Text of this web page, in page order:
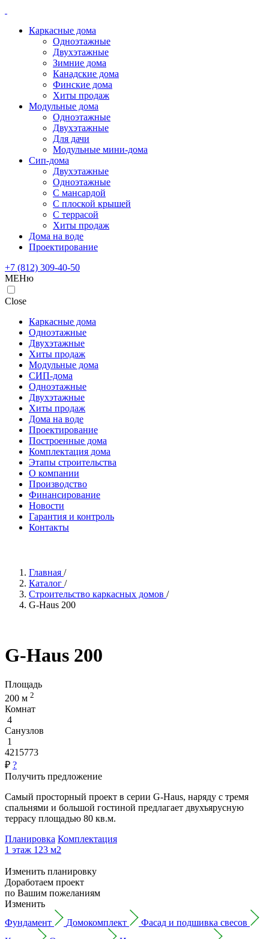
Каркасные дома
Одноэтажные
Двухэтажные
Зимние дома
Канадские дома
Финские дома
Хиты продаж
Модульные дома
Одноэтажные
Двухэтажные
Для дачи
Модульные мини-дома
Сип-дома
Двухэтажные
Одноэтажные
С мансардой
С плоской крышей
С террасой
Хиты продаж
Дома на воде
Проектирование
+7 (812) 309-40-50
МЕНю
Close
Каркасные дома
Одноэтажные
Двухэтажные
Хиты продаж
Модульные дома
СИП-дома
Одноэтажные
Двухэтажные
Хиты продаж
Дома на воде
Проектирование
Построенные дома
Комплектация дома
Этапы строительства
О компании
Производство
Финансирование
Новости
Гарантия и контроль
Контакты
Главная /
Каталог /
Строительство каркасных домов /
G-Haus 200
G-Haus 200
Площадь
200 м 2
Комнат
4
Санузлов
1
4215773
₽ ?
Получить предложение
Самый просторный проект в серии G-Haus, наряду с тремя
спальнями и большой гостиной предлагает двухъярусную
террасу площадью 80 кв.м.
Планировка Комплектация
1 этаж 123 м2
Изменить планировку
Доработаем проект
по Вашим пожеланиям
Изменить
Фундамент
Домокомплект
Фасад и подшивка свесов